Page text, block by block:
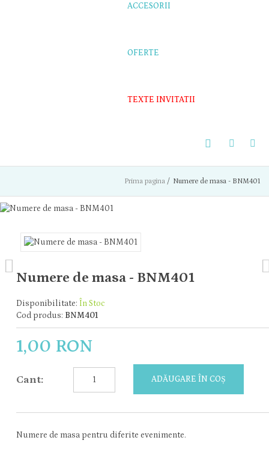
ACCESORII
OFERTE
TEXTE INVITATII
Prima pagina / Numere de masa - BNM401
Numere de masa - BNM401
Disponibilitate: În Stoc
Cod produs: BNM401
1,00 RON
Cant: ADĂUGARE ÎN COȘ
Numere de masa pentru diferite evenimente.